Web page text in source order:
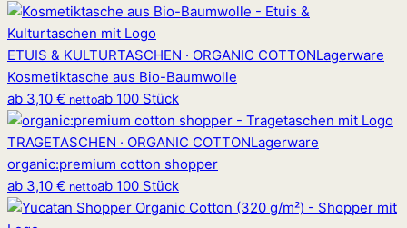
ETUIS & KULTURTASCHEN · ORGANIC COTTONLagerware
Kosmetiktasche aus Bio-Baumwolle
ab 3,10 € nettoab 100 Stück
TRAGETASCHEN · ORGANIC COTTONLagerware
organic:premium cotton shopper
ab 3,10 € nettoab 100 Stück